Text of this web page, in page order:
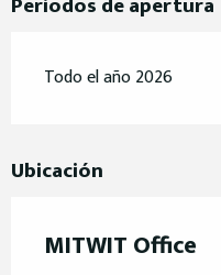
Todo el año 2026
Ubicación
MITWIT Office